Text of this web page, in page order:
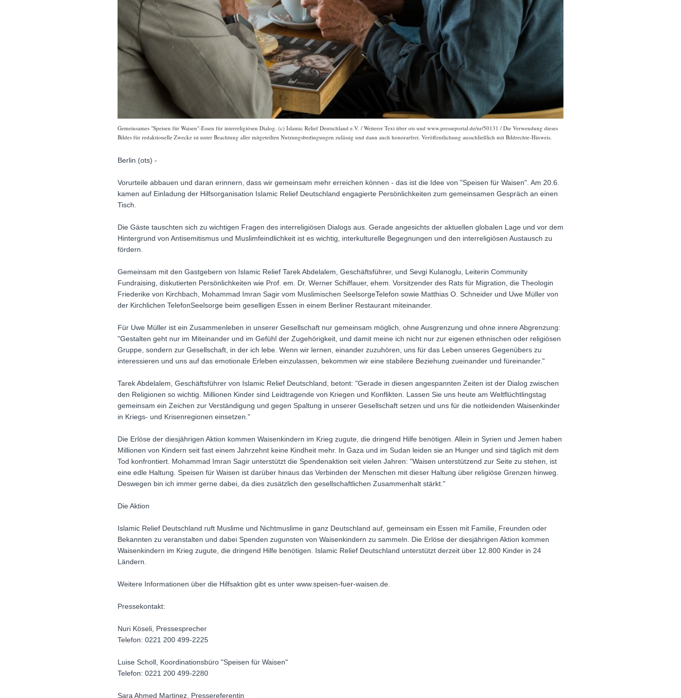
Gemeinsames "Speisen für Waisen"-Essen für interreligiösen Dialog. (c) Islamic Relief Deutschland e.V. / Weiterer Text über ots und www.presseportal.de/nr/50131 / Die Verwendung dieses
Bildes für redaktionelle Zwecke ist unter Beachtung aller mitgeteilten Nutzungsbedingungen zulässig und dann auch honorarfrei. Veröffentlichung ausschließlich mit Bildrechte-Hinweis.
Berlin (ots) -
Vorurteile abbauen und daran erinnern, dass wir gemeinsam mehr erreichen können - das ist die Idee von "Speisen für Waisen". Am 20.6.
kamen auf Einladung der Hilfsorganisation Islamic Relief Deutschland engagierte Persönlichkeiten zum gemeinsamen Gespräch an einen
Tisch.
Die Gäste tauschten sich zu wichtigen Fragen des interreligiösen Dialogs aus. Gerade angesichts der aktuellen globalen Lage und vor dem
Hintergrund von Antisemitismus und Muslimfeindlichkeit ist es wichtig, interkulturelle Begegnungen und den interreligiösen Austausch zu
fördern.
Gemeinsam mit den Gastgebern von Islamic Relief Tarek Abdelalem, Geschäftsführer, und Sevgi Kulanoglu, Leiterin Community
Fundraising, diskutierten Persönlichkeiten wie Prof. em. Dr. Werner Schiffauer, ehem. Vorsitzender des Rats für Migration, die Theologin
Friederike von Kirchbach, Mohammad Imran Sagir vom Muslimischen SeelsorgeTelefon sowie Matthias O. Schneider und Uwe Müller von
der Kirchlichen TelefonSeelsorge beim geselligen Essen in einem Berliner Restaurant miteinander.
Für Uwe Müller ist ein Zusammenleben in unserer Gesellschaft nur gemeinsam möglich, ohne Ausgrenzung und ohne innere Abgrenzung:
"Gestalten geht nur im Miteinander und im Gefühl der Zugehörigkeit, und damit meine ich nicht nur zur eigenen ethnischen oder religiösen
Gruppe, sondern zur Gesellschaft, in der ich lebe. Wenn wir lernen, einander zuzuhören, uns für das Leben unseres Gegenübers zu
interessieren und uns auf das emotionale Erleben einzulassen, bekommen wir eine stabilere Beziehung zueinander und füreinander."
Tarek Abdelalem, Geschäftsführer von Islamic Relief Deutschland, betont: "Gerade in diesen angespannten Zeiten ist der Dialog zwischen
den Religionen so wichtig. Millionen Kinder sind Leidtragende von Kriegen und Konflikten. Lassen Sie uns heute am Weltflüchtlingstag
gemeinsam ein Zeichen zur Verständigung und gegen Spaltung in unserer Gesellschaft setzen und uns für die notleidenden Waisenkinder
in Kriegs- und Krisenregionen einsetzen."
Die Erlöse der diesjährigen Aktion kommen Waisenkindern im Krieg zugute, die dringend Hilfe benötigen. Allein in Syrien und Jemen haben
Millionen von Kindern seit fast einem Jahrzehnt keine Kindheit mehr. In Gaza und im Sudan leiden sie an Hunger und sind täglich mit dem
Tod konfrontiert. Mohammad Imran Sagir unterstützt die Spendenaktion seit vielen Jahren: "Waisen unterstützend zur Seite zu stehen, ist
eine edle Haltung. Speisen für Waisen ist darüber hinaus das Verbinden der Menschen mit dieser Haltung über religiöse Grenzen hinweg.
Deswegen bin ich immer gerne dabei, da dies zusätzlich den gesellschaftlichen Zusammenhalt stärkt."
Die Aktion
Islamic Relief Deutschland ruft Muslime und Nichtmuslime in ganz Deutschland auf, gemeinsam ein Essen mit Familie, Freunden oder
Bekannten zu veranstalten und dabei Spenden zugunsten von Waisenkindern zu sammeln. Die Erlöse der diesjährigen Aktion kommen
Waisenkindern im Krieg zugute, die dringend Hilfe benötigen. Islamic Relief Deutschland unterstützt derzeit über 12.800 Kinder in 24
Ländern.
Weitere Informationen über die Hilfsaktion gibt es unter www.speisen-fuer-waisen.de.
Pressekontakt:
Nuri Köseli, Pressesprecher
Telefon: 0221 200 499-2225
Luise Scholl, Koordinationsbüro "Speisen für Waisen"
Telefon: 0221 200 499-2280
Sara Ahmed Martinez, Pressereferentin